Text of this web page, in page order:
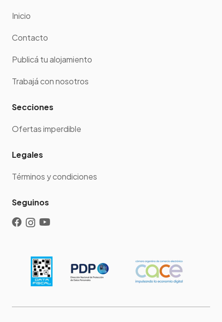
Inicio
Contacto
Publicá tu alojamiento
Trabajá con nosotros
Secciones
Ofertas imperdible
Legales
Términos y condiciones
Seguinos